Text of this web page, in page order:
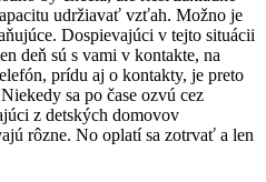
udržiavať vzťah. Možno je
Dospievajúci v tejto situácii
deň sú s vami v kontakte, na
prídu aj o kontakty, je preto
sa po čase ozvú cez
z detských domovov
rôzne. No oplatí sa zotrvať a len